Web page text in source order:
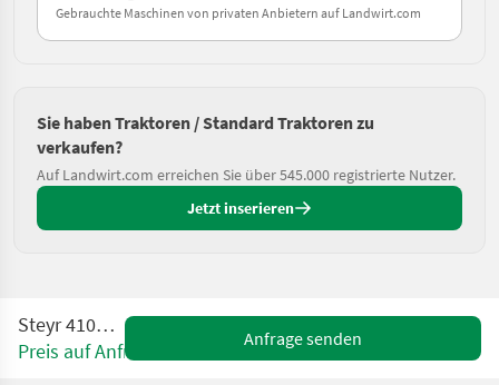
Gebrauchte Maschinen von privaten Anbietern auf Landwirt.com
Sie haben Traktoren / Standard Traktoren zu
verkaufen?
Auf Landwirt.com erreichen Sie über 545.000 registrierte Nutzer.
Jetzt inserieren
Steyr 4100 Multi
Preis auf Anfrage
Anfrage senden